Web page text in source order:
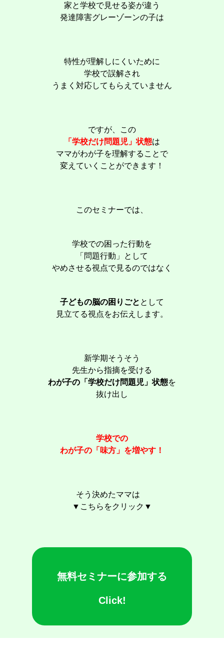
家と学校で見せる姿が違う
発達障害グレーゾーンの子は
特性が理解しにくいために
学校で誤解され
うまく対応してもらえていません
ですが、この
「学校だけ問題児」状態は
ママがわが子を理解することで
変えていくことができます！
このセミナーでは、
学校での困った行動を
「問題行動」として
やめさせる視点で見るのではなく
子どもの脳の困りごと として
見立てる視点をお伝えします。
新学期そうそう
先生から指摘を受ける
わが子の「学校だけ問題児」状態を
抜け出し
学校での
わが子の「味方」を増やす！
そう決めたママは
▼こちらをクリック▼
無料セミナーに参加する
Click!